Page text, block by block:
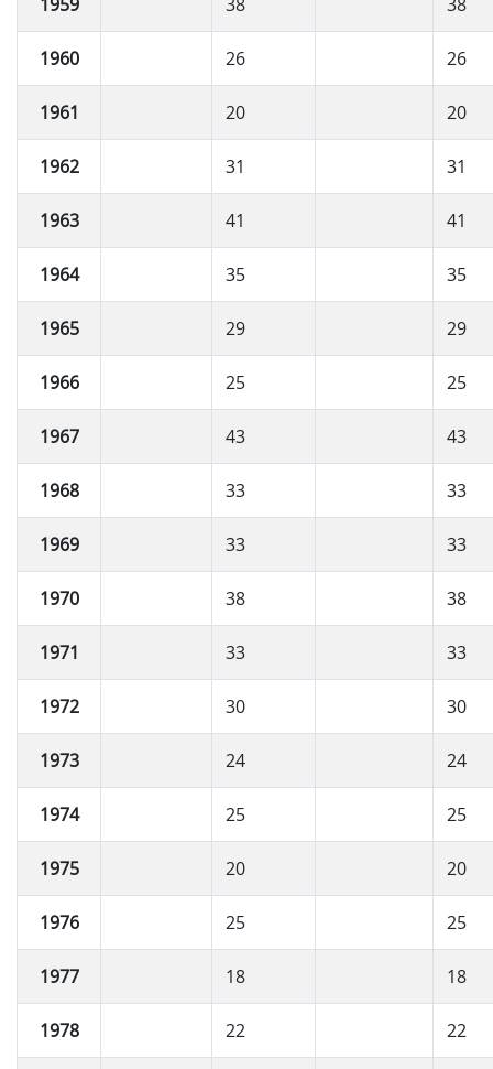
1960 26 26
1961 20 20
1962 31 31
1963 41 41
1964 35 35
1965 29 29
1966 25 25
1967 43 43
1968 33 33
1969 33 33
1970 38 38
1971 33 33
1972 30 30
1973 24 24
1974 25 25
1975 20 20
1976 25 25
1977 18 18
1978 22 22